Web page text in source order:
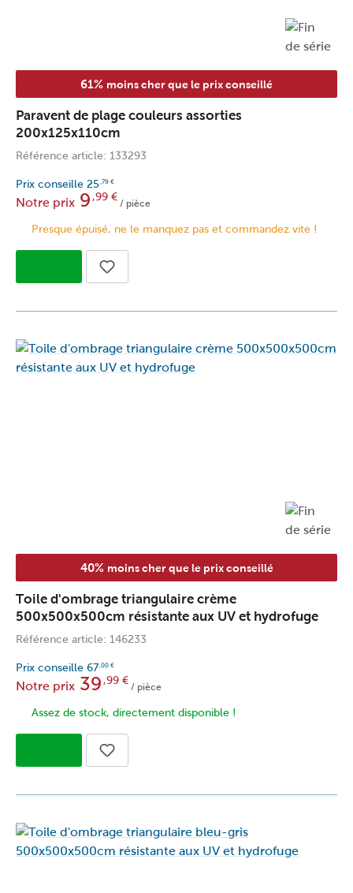
61% moins cher que le prix conseillé
Paravent de plage couleurs assorties
200x125x110cm
Référence article: 133293
Prix conseille 25,79 €
Notre prix 9,99€
/ pièce
Presque épuisé, ne le manquez pas et commandez vite !
40% moins cher que le prix conseillé
Toile d'ombrage triangulaire crème
500x500x500cm résistante aux UV et hydrofuge
Référence article: 146233
Prix conseille 67,00 €
Notre prix 39 ,99€
/ pièce
Assez de stock, directement disponible !